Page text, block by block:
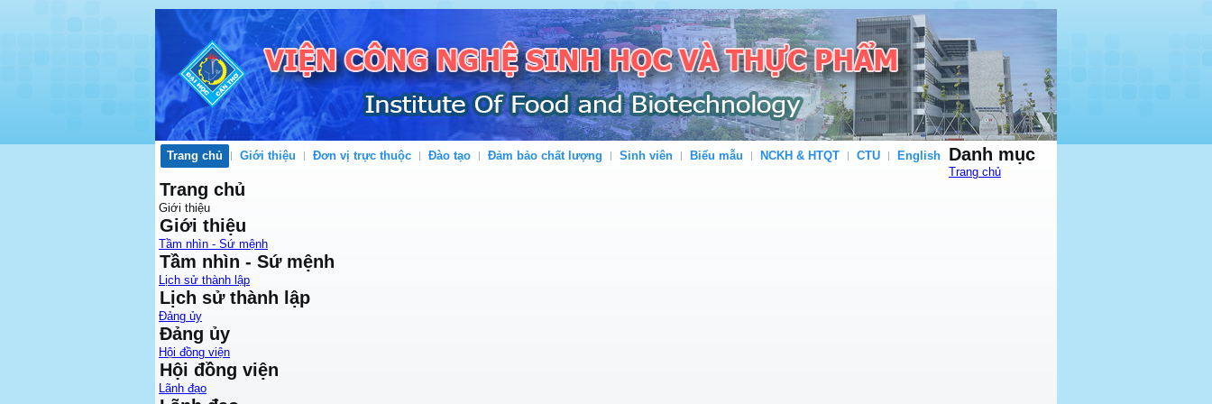
Trang chủ Giới thiệu Đơn vị trực thuộc Đào tạo Đảm bảo chất lượng Sinh viên Biểu mẫu NCKH & HTQT CTU English Danh mục
Trang chủ
Trang chủ
Giới thiệu
Giới thiệu
Tầm nhìn - Sứ mệnh
Tầm nhìn - Sứ mệnh
Lịch sử thành lập
Lịch sử thành lập
Đảng ủy
Đảng ủy
Hội đồng viện
Hội đồng viện
Lãnh đạo